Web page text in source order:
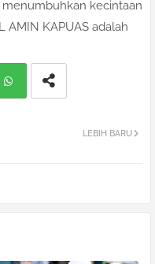
kecintaan
AMIN KAPUAS adalah
LEBIH BARU